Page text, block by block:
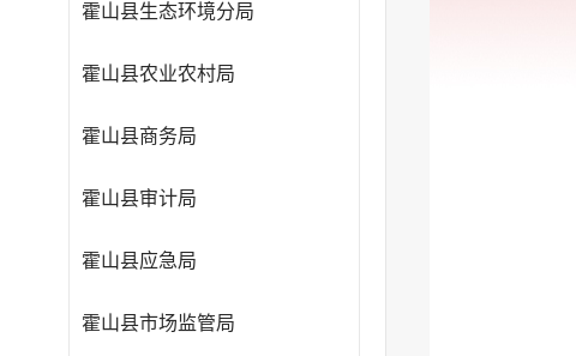
霍山县生态环境分局
霍山县农业农村局
霍山县商务局
霍山县审计局
霍山县应急局
霍山县市场监管局